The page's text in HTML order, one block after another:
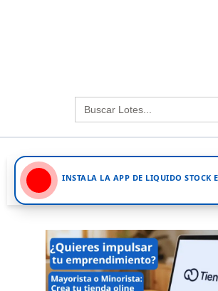
Buscar:
INSTALA LA APP DE LIQUIDO STOCK